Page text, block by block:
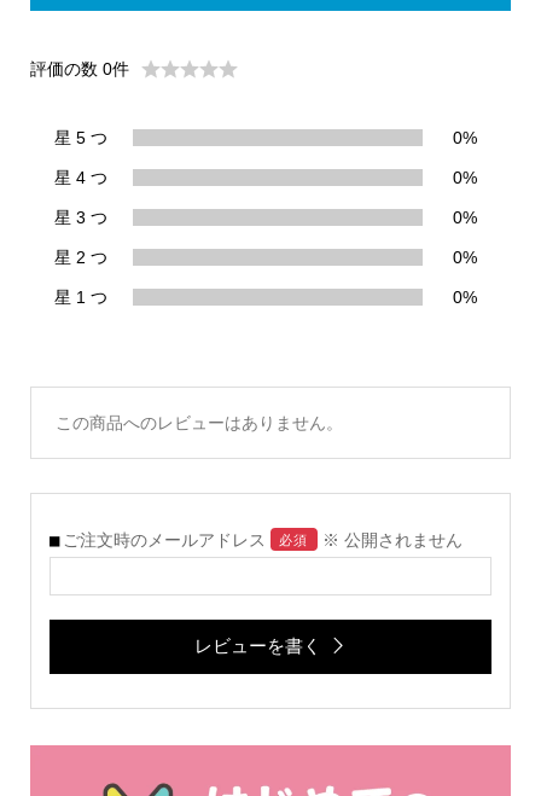
評価の数 0件
星 5 つ 0%
星 4 つ 0%
星 3 つ 0%
星 2 つ 0%
星 1 つ 0%
この商品へのレビューはありません。
ご注文時のメールアドレス 必須 ※ 公開されません
レビューを書く